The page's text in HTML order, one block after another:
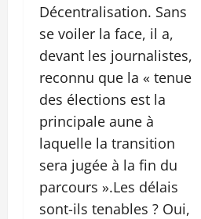
Décentralisation. Sans
se voiler la face, il a,
devant les journalistes,
reconnu que la « tenue
des élections est la
principale aune à
laquelle la transition
sera jugée à la fin du
parcours ».Les délais
sont-ils tenables ? Oui,